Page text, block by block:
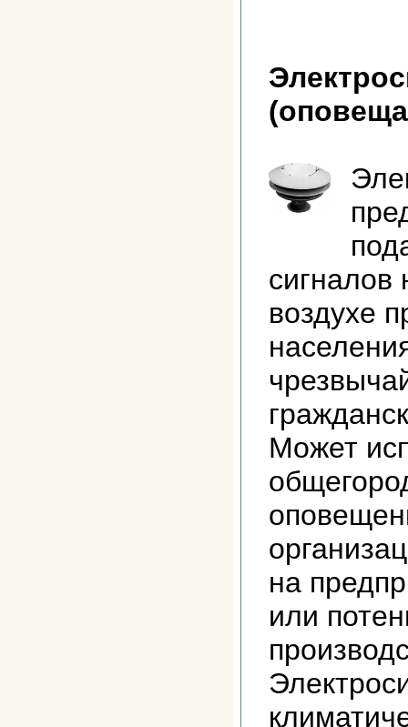
сигналов
воздухе
Может
на
или